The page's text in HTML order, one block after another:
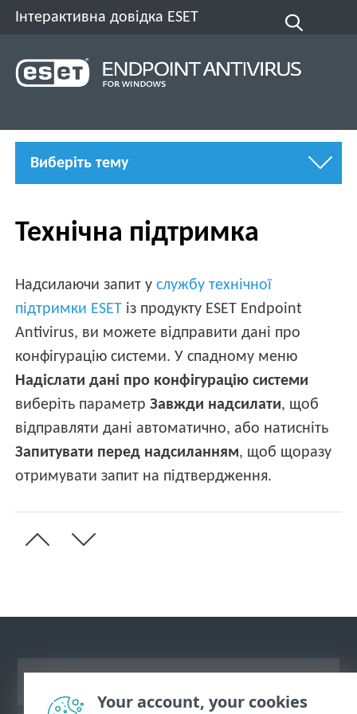
Інтерактивна довідка ESET
Виберіть тему
Технічна підтримка
Надсилаючи запит услужбу технічної
підтримки ESET із продукту ESET Endpoint
Antivirus, ви можете відправити дані про
конфігурацію системи. У спадному меню
Надіслати дані про конфігурацію системи
виберіть параметрЗавжди надсилати, щоб
відправляти дані автоматично, або натисніть
Запитувати перед надсиланням, щоб щоразу
отримувати запит на підтвердження.
Your account, your cookies